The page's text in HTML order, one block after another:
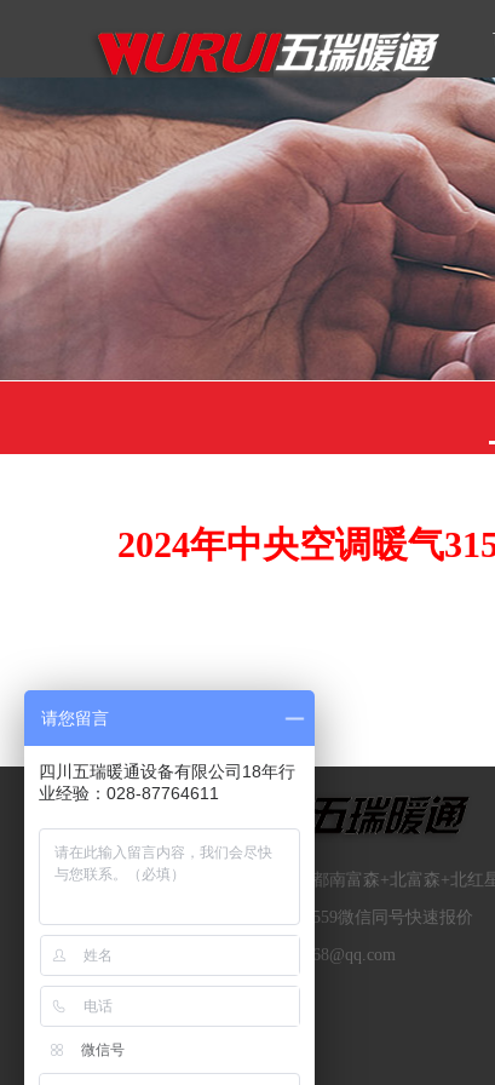
2024年中央空调暖气
公司地址：四川省成都南富森+北富森+北红
联系电话：18980931559微信同号快速报价
电子邮箱：3299958468@qq.com
请您留言
四川五瑞暖通设备有限公司18年行
业经验：028-87764611
微信号